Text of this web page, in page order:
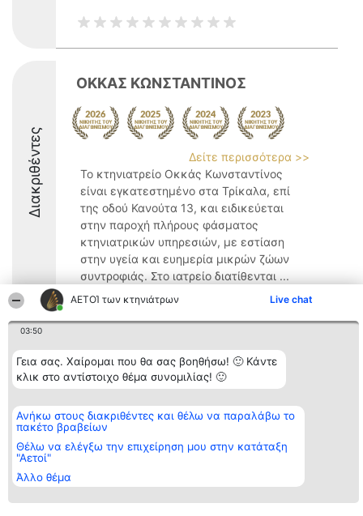
ΑΕΤΟΊ των κτηνιάτρων Live chat
03:50
Γεια σας. Χαίρομαι που θα σας βοηθήσω! 🙂 Κάντε
κλικ στο αντίστοιχο θέμα συνομιλίας! 🙂
Ανήκω στους διακριθέντες και θέλω να παραλάβω το
πακέτο βραβείων
Θέλω να ελέγξω την επιχείρηση μου στην κατάταξη
"Αετοί"
Άλλο θέμα
Διακριθέντες
ΟΚΚΑΣ ΚΩΝΣΤΑΝΤΙΝΟΣ
Δείτε περισσότερα >>
Το κτηνιατρείο Οκκάς Κωνσταντίνος
είναι εγκατεστημένο στα Τρίκαλα, επί
της οδού Κανούτα 13, και ειδικεύεται
στην παροχή πλήρους φάσματος
κτηνιατρικών υπηρεσιών, με εστίαση
στην υγεία και ευημερία μικρών ζώων
συντροφιάς. Στο ιατρείο διατίθενται ...
9
Διοργανωτής της
κατάταξης
BEAUTIFUL COMPANY
ΤΗΛ. ΕΠΙΚΟΙΝΩΝΙΑΣ:
2104128019
email:
aetoi@beautifulcompany.co
Κατάταξη
Διακριθέντες
Λίστα όλων
διακριθέντων
Μεθοδολογία
προϋποθέσεις
Επικοινωνία